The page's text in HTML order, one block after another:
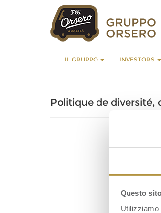
Questo
Utilizziamo
IL GRUPPO INVESTORS
Politique de diversité,